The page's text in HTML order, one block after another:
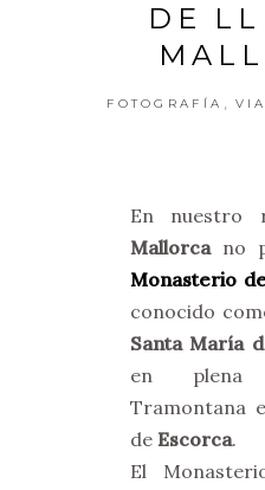
DE
FOTOGRAFÍA
En nuestro
Mallorcano
Monasterio
conocido
Santa María
en plena
Tramontana
de Escorca.
El